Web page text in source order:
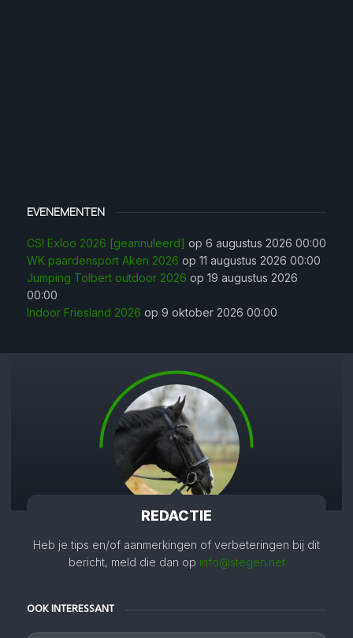
REDACTIE
Heb je tips en/of aanmerkingen of verbeteringen bij dit
bericht, meld die dan op info@stegen.net
OOK INTERESSANT
EVENEMENTEN
CSI Exloo 2026 [geannuleerd] op 6 augustus 2026 00:00
WK paardensport Aken 2026 op 11 augustus 2026 00:00
Jumping Tolbert outdoor 2026 op 19 augustus 2026
00:00
Indoor Friesland 2026 op 9 oktober 2026 00:00